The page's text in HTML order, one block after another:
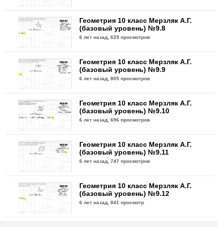
Геометрия 10 класс Мерзляк А.Г.
(базовый уровень) №9.8
6 лет назад,629 просмотров
Геометрия 10 класс Мерзляк А.Г.
(базовый уровень) №9.9
6 лет назад,805 просмотров
Геометрия 10 класс Мерзляк А.Г.
(базовый уровень) №9.10
6 лет назад,696 просмотров
Геометрия 10 класс Мерзляк А.Г.
(базовый уровень) №9.11
6 лет назад,747 просмотров
Геометрия 10 класс Мерзляк А.Г.
(базовый уровень) №9.12
6 лет назад,841 просмотр